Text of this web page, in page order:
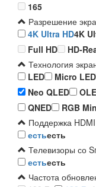
165
Разрешение
4K Ultra HD4K
Full HD
HD-
Технология
LED
Micro LED
Neo QLED
QNED
RGB
Поддержка
естьесть
Телевизоры со
естьесть
Частота